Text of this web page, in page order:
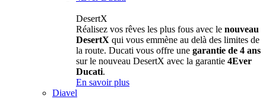
DesertX
Réalisez vos rêves les plus fous avec le nouveau
DesertX qui vous emmène au delà des limites de
la route. Ducati vous offre une garantie de 4 ans
sur le nouveau DesertX avec la garantie 4Ever
Ducati.
En savoir plus
Diavel